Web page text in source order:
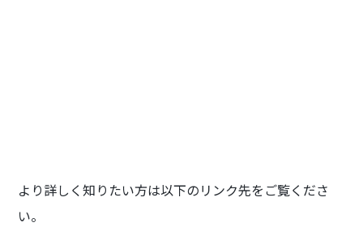
より詳しく知りたい方は以下のリンク先をご覧くださ
い。